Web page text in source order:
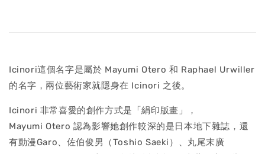
Icinori這個名字是屬於 Mayumi Otero 和 Raphael Urwiller
的名字，兩位藝術家就隱身在 Icinori 之後。
Icinori 非常喜愛的創作方式是「絹印版畫」，
Mayumi Otero 認為影響她創作較深的是日本地下雜誌，還
有動漫Garo、佐伯俊男（Toshio Saeki）、丸尾末廣